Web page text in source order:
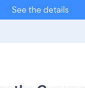
See the details